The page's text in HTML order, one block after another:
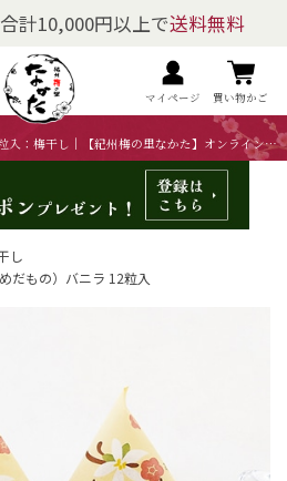
計10,000円以上で送料無料
マイページ 買い物かご
梅damono?（うめだもの）バニラ 12粒入：梅干し｜【紀州梅の里なかた】オンラインショップ
品一覧
し
だもの）バニラ 12粒入